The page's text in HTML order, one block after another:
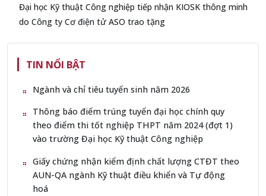
Đại học Kỹ thuật Công nghiệp tiếp nhận KIOSK thông minh
do Công ty Cơ điện tử ASO trao tặng
TIN NỔI BẬT
Ngành và chỉ tiêu tuyển sinh năm 2026
Thông báo điểm trúng tuyển đại học chính quy
theo điểm thi tốt nghiệp THPT năm 2024 (đợt 1)
vào trường Đại học Kỹ thuật Công nghiệp
Giấy chứng nhận kiểm định chất lượng CTĐT theo
AUN-QA ngành Kỹ thuật điều khiển và Tự động
hoá